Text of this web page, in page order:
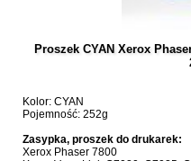
Proszek CYAN Xerox
Kolor: CYAN
Pojemność: 252g
Zasypka, proszek do drukarek:
Xerox Phaser 7800